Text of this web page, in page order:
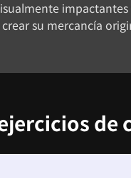
impactantes
su mercancía
de